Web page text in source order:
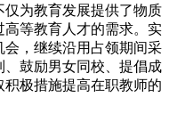
仅为教育发展提供了物质
等教育人才的需求。实
，继续沿用占领期间采
鼓励男女同校、提倡成
极措施提高在职教师的